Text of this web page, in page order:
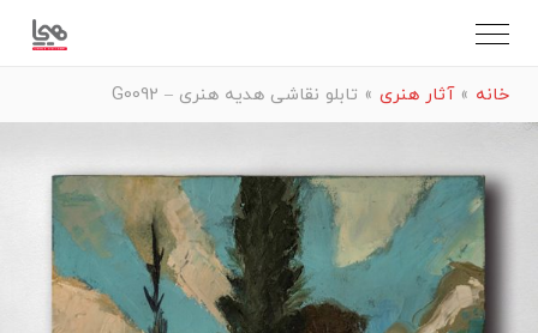
خانه »آثار هنری » تابلو نقاشی هدیه هنری – G0092